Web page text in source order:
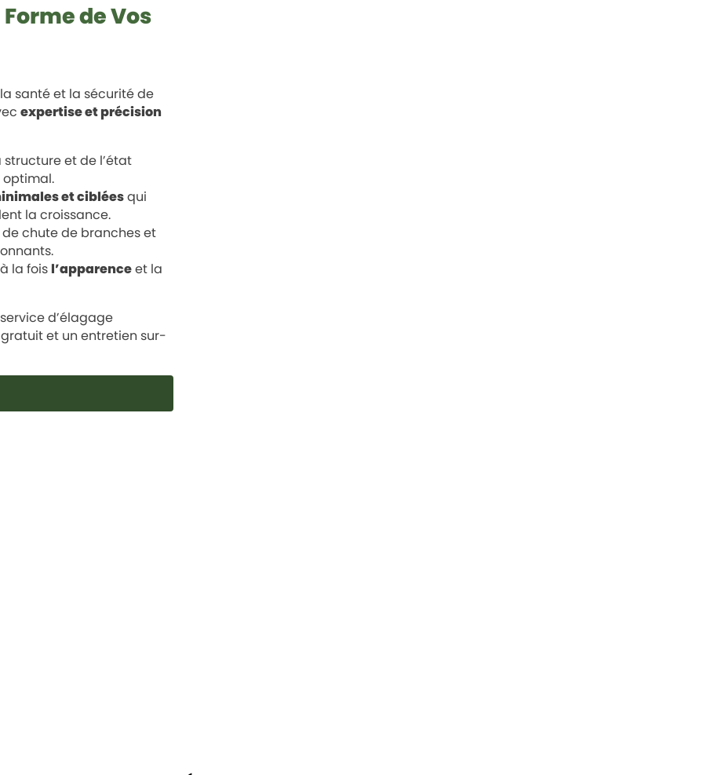
de Vos
santé et la sécurité de
expertise et précision
et de l’état
et cibléesqui
la croissance.
chute de branches et
la fois l’apparenceet la
d’élagage
et un entretien sur-